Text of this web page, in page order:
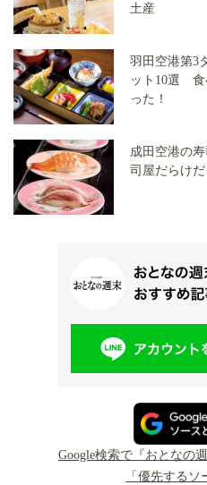
土産
羽田空港第3
ット10選 食
った！
成田空港の
司屋だらけ
Google検索で『おとなの
「優先するソ